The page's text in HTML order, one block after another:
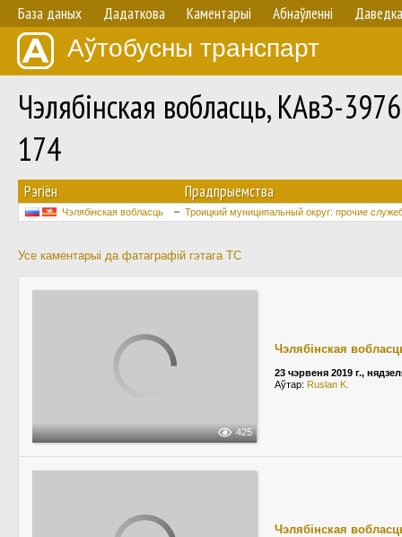
База даных Дадаткова Каментарыі Абнаўленнi Даведка
Аўтобусны транспарт
Чэлябінская вобласць, КАвЗ-
174
Рэгіён Прадпрыемства
Чэлябінская вобласць Троицкий муниципальный округ: прочие
Усе каментарыі да фатаграфій гэтага ТС
425
Чэлябінская
23 чэрвеня 2019 г.,
Аўтар: Ruslan K.
Чэлябінская